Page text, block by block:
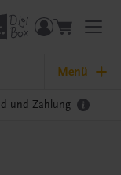
Menü
und Zahlung